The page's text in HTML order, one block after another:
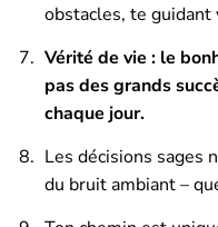
obstacles, te
Vérité de vie : le
pas des grands
chaque jour.
Les décisions sages
du bruit ambiant –